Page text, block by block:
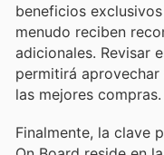
beneficios
menudo reciben
adicionales. Revisar
permitirá
las mejores compras.
Finalmente, la clave